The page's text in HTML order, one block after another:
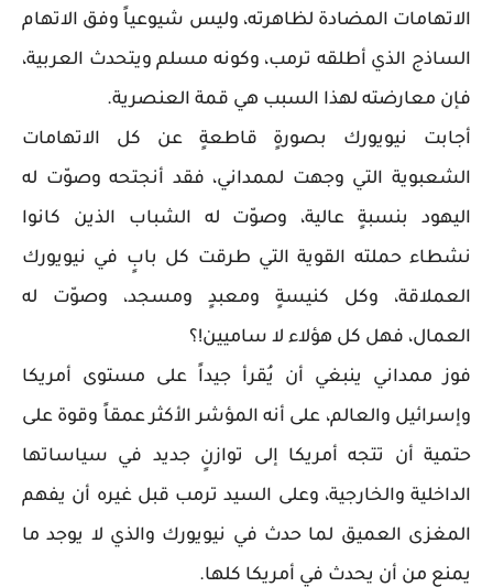
الاتهامات المضادة لظاهرته، وليس شيوعياً وفق الاتهام
الساذج الذي أطلقه ترمب، وكونه مسلم ويتحدث العربية،
فإن معارضته لهذا السبب هي قمة العنصرية.
أجابت نيويورك بصورةٍ قاطعةٍ عن كل الاتهامات
الشعبوية التي وجهت لممداني، فقد أنجتحه وصوّت له
اليهود بنسبةٍ عالية، وصوّت له الشباب الذين كانوا
نشطاء حملته القوية التي طرقت كل بابٍ في نيويورك
العملاقة، وكل كنيسةٍ ومعبدٍ ومسجد، وصوّت له
العمال، فهل كل هؤلاء لا ساميين!؟
فوز ممداني ينبغي أن يُقرأ جيداً على مستوى أمريكا
وإسرائيل والعالم، على أنه المؤشر الأكثر عمقاً وقوة على
حتمية أن تتجه أمريكا إلى توازنٍ جديد في سياساتها
الداخلية والخارجية، وعلى السيد ترمب قبل غيره أن يفهم
المغزى العميق لما حدث في نيويورك والذي لا يوجد ما
يمنع من أن يحدث في أمريكا كلها.